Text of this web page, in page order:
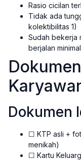
Rasio cicilan
Tidak ada
kolektibilitas 1)
Sudah bekerja
berjalan
Dokumen
☐ KTP asli +
menikah)
☐ Kartu